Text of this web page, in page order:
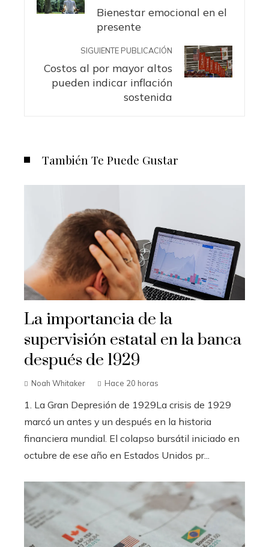
Bienestar emocional en el
presente
SIGUIENTE PUBLICACIÓN
Costos al por mayor altos
pueden indicar inflación
sostenida
También Te Puede Gustar
La importancia de la
supervisión estatal en la banca
después de 1929
Noah Whitaker Hace 20 horas
1. La Gran Depresión de 1929La crisis de 1929
marcó un antes y un después en la historia
financiera mundial. El colapso bursátil iniciado en
octubre de ese año en Estados Unidos pr...